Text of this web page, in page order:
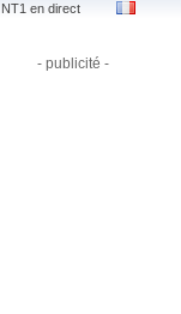
NT1 en direct
- publicité -